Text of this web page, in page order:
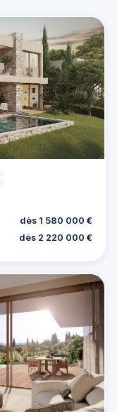
dès 1 580 000 €
dès 2 220 000 €